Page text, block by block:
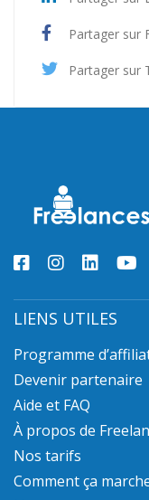
Partager sur
Partager sur
LIENS UTILES
Programme
Devenir partenaire
Aide et FAQ
À propos de
Nos tarifs
Comment ça